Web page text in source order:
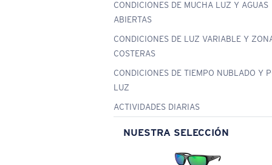
CONDICIONES DE MUCHA LUZ Y AGUAS
ABIERTAS
CONDICIONES DE LUZ VARIABLE Y
COSTERAS
CONDICIONES DE TIEMPO NUBLADO Y
LUZ
ACTIVIDADES DIARIAS
NUESTRA SELECCIÓN